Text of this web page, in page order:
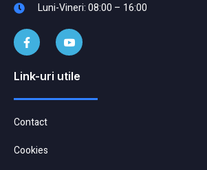
Luni-Vineri: 08:00 – 16:00
Link-uri utile
Contact
Cookies